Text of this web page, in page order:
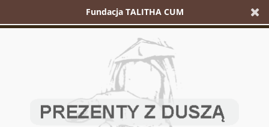
Fundacja TALITHA CUM